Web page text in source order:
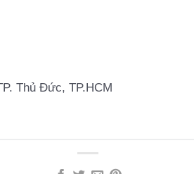
Thủ Đức, TP.HCM